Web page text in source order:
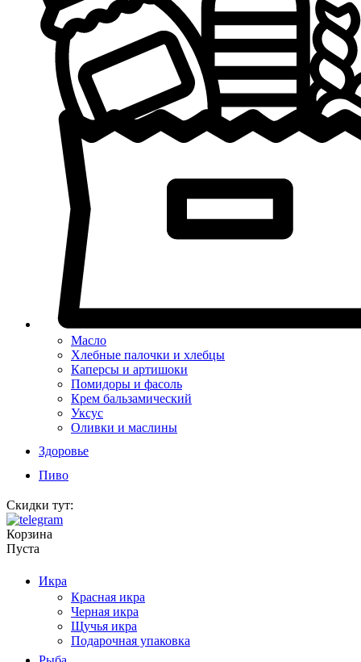
Масло
Хлебные палочки и хлебцы
Каперсы и артишоки
Помидоры и фасоль
Крем бальзамический
Уксус
Оливки и маслины
Здоровье
Пиво
Скидки тут:
Корзина
Пуста
Икра
Красная икра
Черная икра
Щучья икра
Подарочная упаковка